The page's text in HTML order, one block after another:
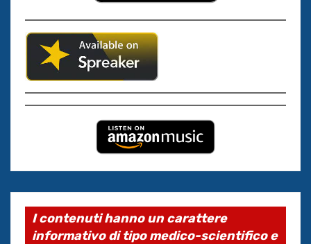
I contenuti hanno un carattere
informativo di tipo medico-scientifico e